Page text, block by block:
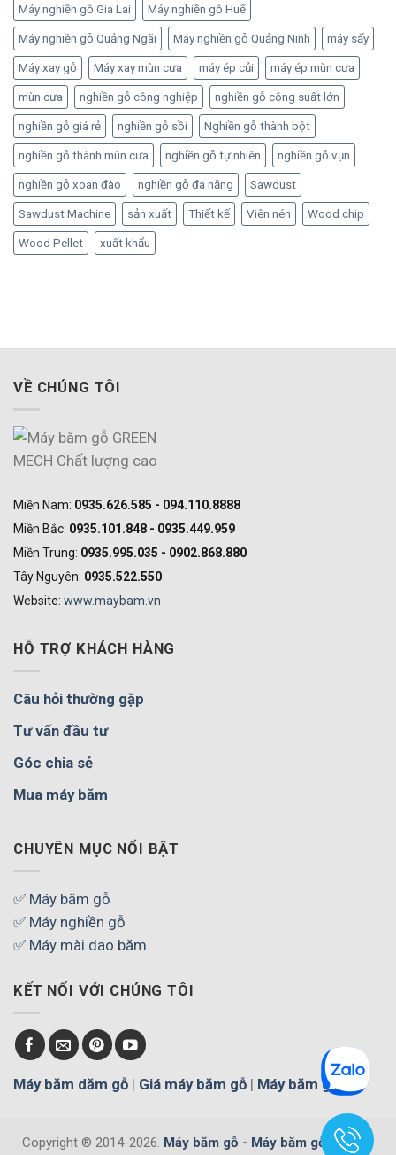
Máy nghiền gỗ Gia Lai Máy nghiền gỗ Huế
Máy nghiền gỗ Quảng Ngãi Máy nghiền gỗ Quảng Ninh máy sấy
Máy xay gỗ Máy xay mùn cưa máy ép củi máy ép mùn cưa
mùn cưa nghiền gỗ công nghiệp nghiền gỗ công suất lớn
nghiền gỗ giá rẻ nghiền gỗ sồi Nghiền gỗ thành bột
nghiền gỗ thành mùn cưa nghiền gỗ tự nhiên nghiền gỗ vụn
nghiền gỗ xoan đào nghiền gỗ đa năng Sawdust
Sawdust Machine sản xuất Thiết kế Viên nén Wood chip
Wood Pellet xuất khẩu
VỀ CHÚNG TÔI
Miền Nam: 0935.626.585 - 094.110.8888
Miền Bắc: 0935.101.848 - 0935.449.959
Miền Trung: 0935.995.035 - 0902.868.880
Tây Nguyên: 0935.522.550
Website: www.maybam.vn
HỖ TRỢ KHÁCH HÀNG
Câu hỏi thường gặp
Tư vấn đầu tư
Góc chia sẻ
Mua máy băm
CHUYÊN MỤC NỔI BẬT
✅ Máy băm gỗ
✅ Máy nghiền gỗ
✅ Máy mài dao băm
KẾT NỐI VỚI CHÚNG TÔI
Máy băm dăm gỗ | Giá máy băm gỗ | Máy băm gỗ
Copyright ® 2014-2026. Máy băm gỗ - Máy băm gỗ cây, gỗ